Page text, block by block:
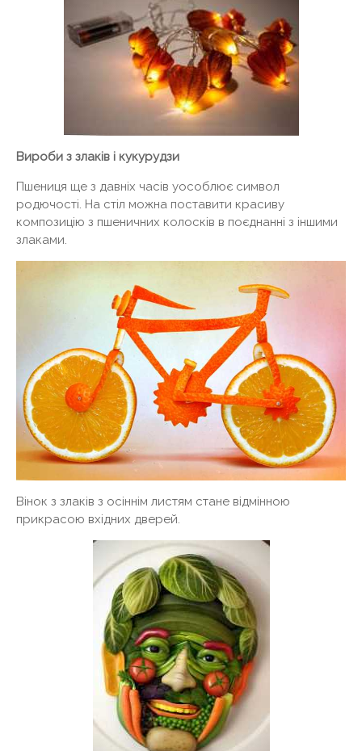
Вироби з злаків і кукурудзи
Пшениця ще з давніх часів уособлює символ
родючості. На стіл можна поставити красиву
композицію з пшеничних колосків в поєднанні з іншими
злаками.
Вінок з злаків з осіннім листям стане відмінною
прикрасою вхідних дверей.